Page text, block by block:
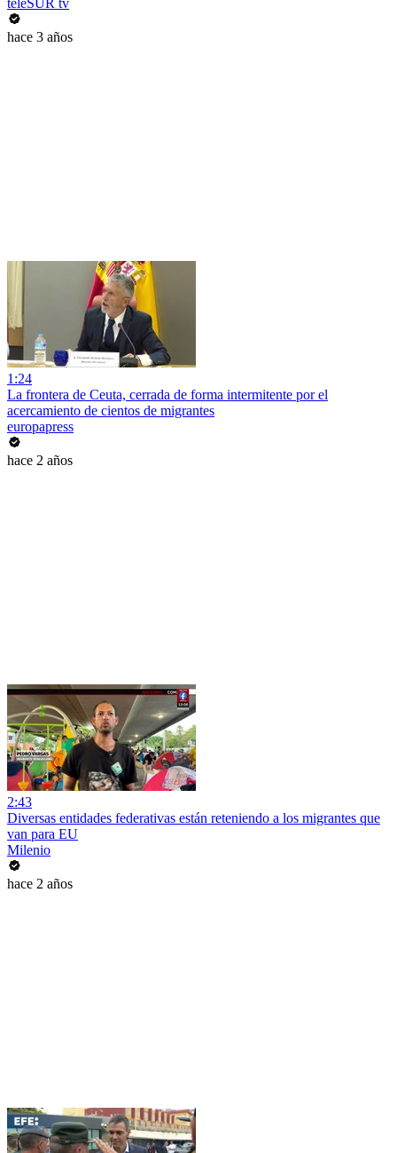
teleSUR tv
hace 3 años
1:24
La frontera de Ceuta, cerrada de forma intermitente por el
acercamiento de cientos de migrantes
europapress
hace 2 años
2:43
Diversas entidades federativas están reteniendo a los migrantes que
van para EU
Milenio
hace 2 años